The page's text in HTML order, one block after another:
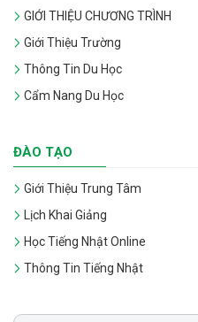
GIỚI THIỆU CHƯƠNG TRÌNH
Giới Thiệu Trường
Thông Tin Du Học
Cẩm Nang Du Học
ĐÀO TẠO
Giới Thiệu Trung Tâm
Lịch Khai Giảng
Học Tiếng Nhật Online
Thông Tin Tiếng Nhật